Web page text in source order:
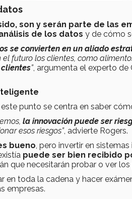
son y serán parte de las
de los datos y de cómo
se convierten en un aliado
futuro los clientes, como
clientes”, argumenta el experto de
punto se centra en saber
la innovación puede ser
esos riesgos”, advierte Rogers.
bueno, pero invertir en
puede ser bien recibido
que necesitarán probar o ver
en toda la cadena y hacer
empresas.